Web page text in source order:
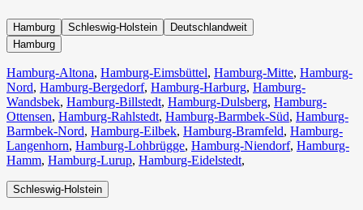
Hamburg Schleswig-Holstein
Deutschlandweit
Hamburg
Hamburg-Altona, Hamburg-Eimsbüttel, Hamburg-Mitte, Hamburg-
Nord, Hamburg-Bergedorf, Hamburg-Harburg, Hamburg-
Wandsbek, Hamburg-Billstedt, Hamburg-Dulsberg, Hamburg-
Ottensen, Hamburg-Rahlstedt, Hamburg-Barmbek-Süd, Hamburg-
Barmbek-Nord, Hamburg-Eilbek, Hamburg-Bramfeld, Hamburg-
Langenhorn, Hamburg-Lohbrügge, Hamburg-Niendorf, Hamburg-
Hamm, Hamburg-Lurup, Hamburg-Eidelstedt,
Schleswig-Holstein